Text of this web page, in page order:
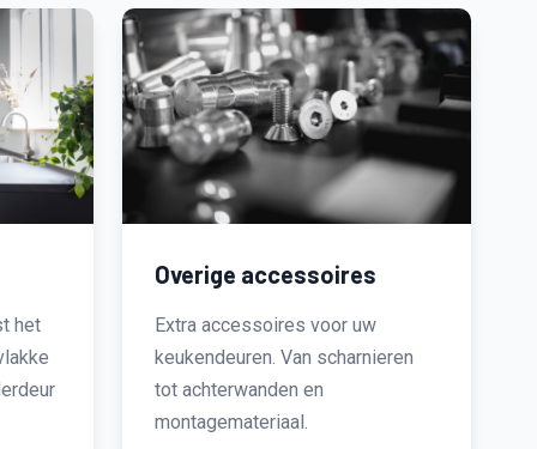
het
Overige accessoires
Extra accessoires voor uw
keukendeuren. Van scharnieren
tot achterwanden en
montagemateriaal.